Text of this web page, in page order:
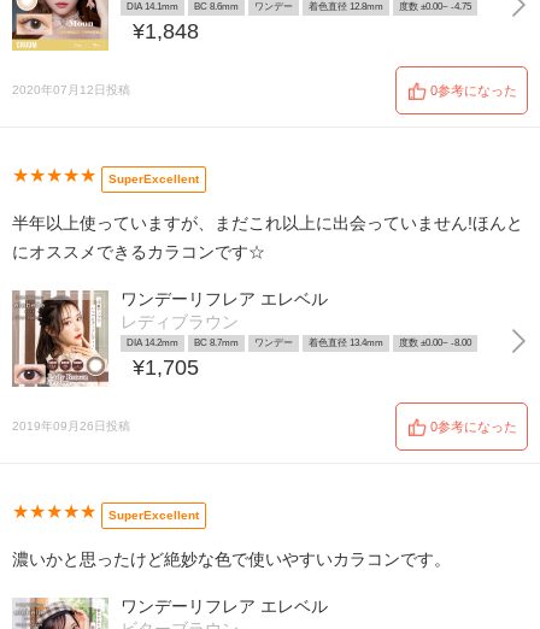
DIA 14.1mm BC 8.6mm ワンデー 着色直径 12.8mm 度数 ±0.00~ -4.75
¥1,848
2020年07月12日投稿 0参考になった
★★★★★ SuperExcellent
半年以上使っていますが、まだこれ以上に出会っていません!ほんと
にオススメできるカラコンです☆
ワンデーリフレア エレベル
レディブラウン
DIA 14.2mm BC 8.7mm ワンデー 着色直径 13.4mm 度数 ±0.00~ -8.00
¥1,705
2019年09月26日投稿 0参考になった
★★★★★ SuperExcellent
濃いかと思ったけど絶妙な色で使いやすいカラコンです。
ワンデーリフレア エレベル